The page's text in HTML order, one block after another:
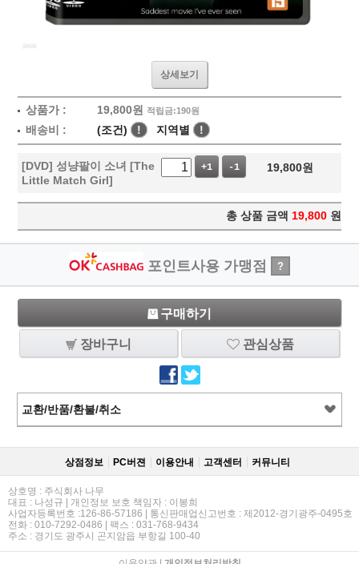
상세보기
상품가 : 19,800원 적립금:190원
배송비 : (조건) ! 지역별 !
[DVD] 성냥팔이 소녀 [The
Little Match Girl]
+1 -1 19,800원
총 상품 금액 19,800 원
포인트사용 가맹점 ?
구매하기
장바구니 관심상품
교환/반품/환불/취소
상점정보 PC버젼 이용안내 고객센터 커뮤니티
상호명 : 주식회사 나무
대표 : 나성규 | 개인정보 보호 책임자 : 이봉희
사업자등록번호 :126-86-57186 | 통신판매업신고번호 : 제2012-경기광주-0495호
전화 : 010-7292-0486 | 팩스 : 031-768-9434
주소 : 경기도 광주시 곤지암읍 부항길 100-40